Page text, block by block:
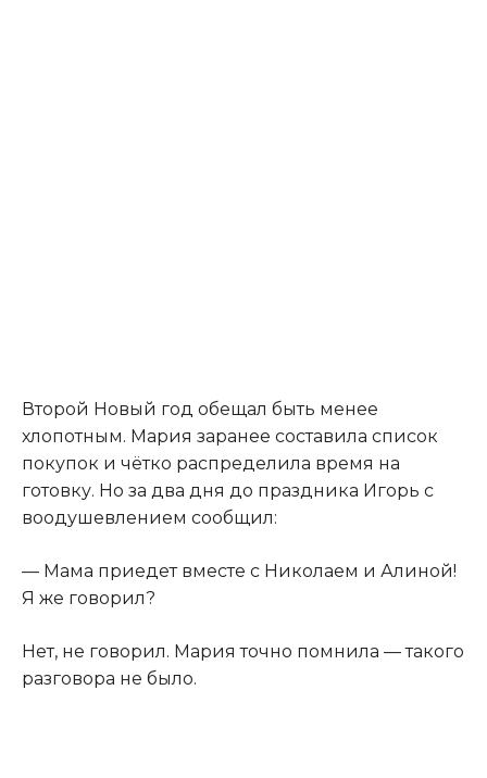
Второй Новый год обещал быть менее
хлопотным. Мария заранее составила список
покупок и чётко распределила время на
готовку. Но за два дня до праздника Игорь с
воодушевлением сообщил:
— Мама приедет вместе с Николаем и Алиной!
Я же говорил?
Нет, не говорил. Мария точно помнила — такого
разговора не было.